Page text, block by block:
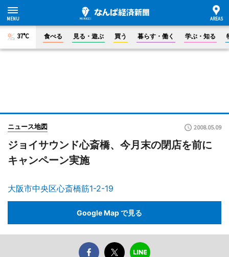
37°C 食べる 見る・遊ぶ 買う 暮らす・働く 学ぶ・知る
ニュース地図 2008.05.09
ジョイサウンド心斎橋、今月末の閉店を前に
キャンペーン実施
大阪市中央区心斎橋筋1-2-19
Google Map で見る